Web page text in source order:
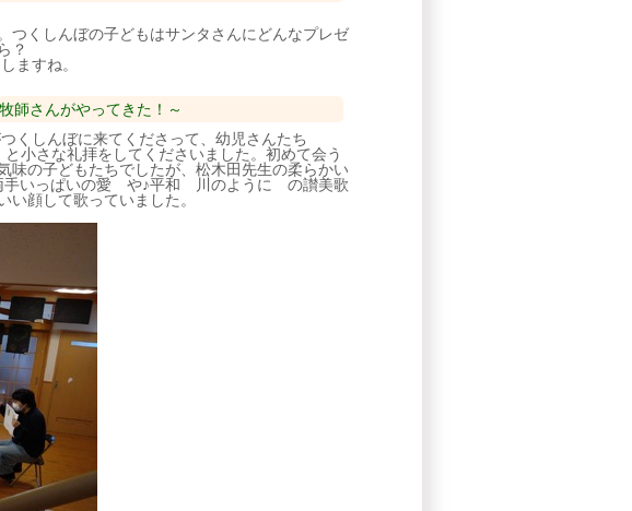
つくしんぼの子どもはサンタさんにどんなプレゼ
？
ますね。
師さんがやってきた！～
くしんぼに来てくださって、幼児さんたち
小さな礼拝をしてくださいました。初めて会う
味の子どもたちでしたが、松木田先生の柔らかい
手いっぱいの愛 や♪平和 川のように の讃美歌
顔して歌っていました。